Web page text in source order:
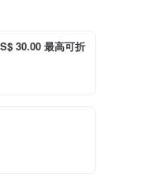
30.00 最高可折